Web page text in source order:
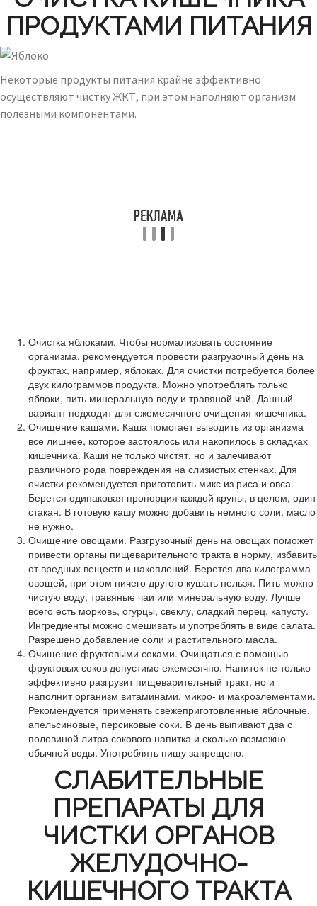
ПРОДУКТАМИ ПИТАНИЯ
Некоторые продукты питания крайне эффективно
осуществляют чистку ЖКТ, при этом наполняют организм
полезными компонентами.
Очистка яблоками. Чтобы нормализовать состояние
организма, рекомендуется провести разгрузочный день на
фруктах, например, яблоках. Для очистки потребуется более
двух килограммов продукта. Можно употреблять только
яблоки, пить минеральную воду и травяной чай. Данный
вариант подходит для ежемесячного очищения кишечника.
Очищение кашами. Каша помогает выводить из организма
все лишнее, которое застоялось или накопилось в складках
кишечника. Каши не только чистят, но и залечивают
различного рода повреждения на слизистых стенках. Для
очистки рекомендуется приготовить микс из риса и овса.
Берется одинаковая пропорция каждой крупы, в целом, один
стакан. В готовую кашу можно добавить немного соли, масло
не нужно.
Очищение овощами. Разгрузочный день на овощах поможет
привести органы пищеварительного тракта в норму, избавить
от вредных веществ и накоплений. Берется два килограмма
овощей, при этом ничего другого кушать нельзя. Пить можно
чистую воду, травяные чаи или минеральную воду. Лучше
всего есть морковь, огурцы, свеклу, сладкий перец, капусту.
Ингредиенты можно смешивать и употреблять в виде салата.
Разрешено добавление соли и растительного масла.
Очищение фруктовыми соками. Очищаться с помощью
фруктовых соков допустимо ежемесячно. Напиток не только
эффективно разгрузит пищеварительный тракт, но и
наполнит организм витаминами, микро- и макроэлементами.
Рекомендуется применять свежеприготовленные яблочные,
апельсиновые, персиковые соки. В день выпивают два с
половиной литра сокового напитка и сколько возможно
обычной воды. Употреблять пищу запрещено.
СЛАБИТЕЛЬНЫЕ
ПРЕПАРАТЫ ДЛЯ
ЧИСТКИ ОРГАНОВ
ЖЕЛУДОЧНО-
КИШЕЧНОГО ТРАКТА